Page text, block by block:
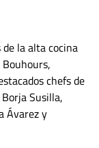
de la alta cocina
chefs de
Susilla,
Ávarez y